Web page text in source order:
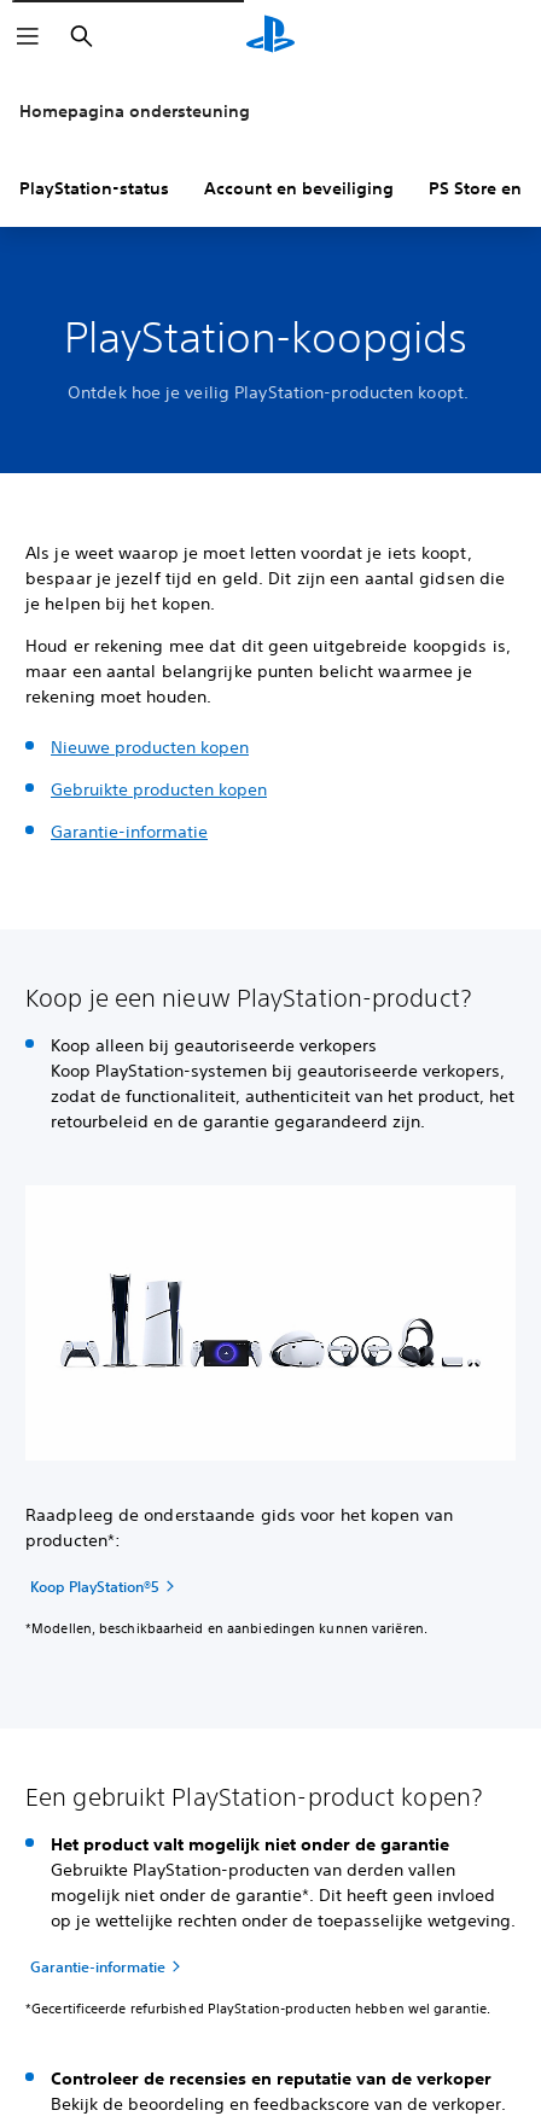
Zoeken
Homepagina ondersteuning
PlayStation-status Account en beveiliging PS Store en
PlayStation-koopgids
Ontdek hoe je veilig PlayStation-producten koopt.
Als je weet waarop je moet letten voordat je iets koopt,
bespaar je jezelf tijd en geld. Dit zijn een aantal gidsen die
je helpen bij het kopen.
Houd er rekening mee dat dit geen uitgebreide koopgids is,
maar een aantal belangrijke punten belicht waarmee je
rekening moet houden.
Nieuwe producten kopen
Gebruikte producten kopen
Garantie-informatie
Koop je een nieuw PlayStation-product?
Koop alleen bij geautoriseerde verkopers
Koop PlayStation-systemen bij geautoriseerde verkopers,
zodat de functionaliteit, authenticiteit van het product, het
retourbeleid en de garantie gegarandeerd zijn.
Raadpleeg de onderstaande gids voor het kopen van
producten*:
Koop PlayStation®5
*Modellen, beschikbaarheid en aanbiedingen kunnen variëren.
Een gebruikt PlayStation-product kopen?
Het product valt mogelijk niet onder de garantie
Gebruikte PlayStation-producten van derden vallen
mogelijk niet onder de garantie*. Dit heeft geen invloed
op je wettelijke rechten onder de toepasselijke wetgeving.
Garantie-informatie
*Gecertificeerde refurbished PlayStation-producten hebben wel garantie.
Controleer de recensies en reputatie van de verkoper
Bekijk de beoordeling en feedbackscore van de verkoper.